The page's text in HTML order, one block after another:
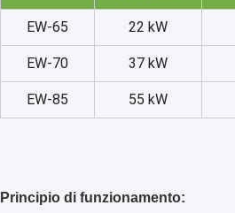
EW-65 22 kW
EW-70 37 kW
EW-85 55 kW
Principio di funzionamento: